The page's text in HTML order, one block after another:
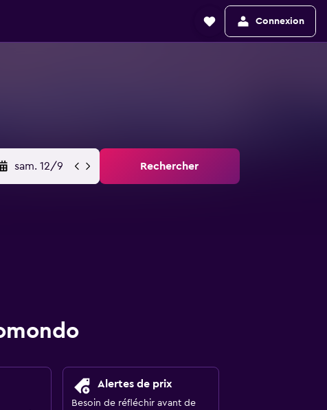
Connexion
sam. 12/9 Rechercher
Alertes de prix
Besoin de réfléchir avant de